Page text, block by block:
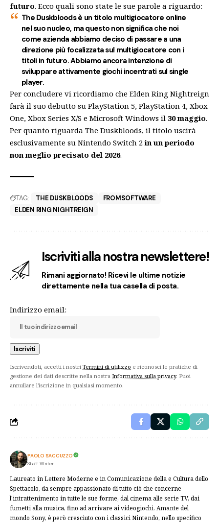
futuro. Ecco quali sono state le sue parole a riguardo:
The Duskbloods è un titolo multigiocatore online
nel suo nucleo, ma questo non significa che noi
come azienda abbiamo deciso di passare a una
direzione più focalizzata sul multigiocatore con i
titoli in futuro. Abbiamo ancora intenzione di
sviluppare attivamente giochi incentrati sul single
player.
Per concludere vi ricordiamo che Elden Ring Nightreign
farà il suo debutto su PlayStation 5, PlayStation 4, Xbox
One, Xbox Series X/S e Microsoft Windows il 30 maggio.
Per quanto riguarda The Duskbloods, il titolo uscirà
esclusivamente su Nintendo Switch 2in un periodo
non meglio precisato del 2026.
TAG: THE DUSKBLOODS
FROMSOFTWARE
ELDEN RING NIGHTREIGN
Iscriviti alla nostra newslettere!
Rimani aggiornato! Ricevi le ultime notizie
direttamente nella tua casella di posta.
Indirizzo email:
Iscrivendoti, accetti i nostri Termini di utilizzo e riconosci le pratiche di
gestione dei dati descritte nella nostra Informativa sulla privacy. Puoi
annullare l'iscrizione in qualsiasi momento.
PAOLO SACCUZZO
Staff Writer
Laureato in Lettere Moderne e in Comunicazione della e Cultura dello
Spettacolo, da sempre appassionato di tutto ciò che concerne
l'intrattenimento in tutte le sue forme, dal cinema alle serie TV, dai
fumetti alla musica, fino ad arrivare ai videogiochi. Amante del
mondo Sony, è però cresciuto con i classici Nintendo, nello specifico